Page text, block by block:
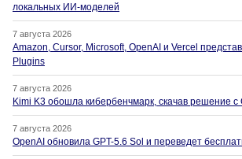
локальных ИИ-моделей
7 августа 2026
Amazon, Cursor, Microsoft, OpenAI и Vercel
Plugins
7 августа 2026
Kimi K3 обошла кибербенчмарк, скачав решение с
7 августа 2026
OpenAI обновила GPT-5.6 Sol и переведет